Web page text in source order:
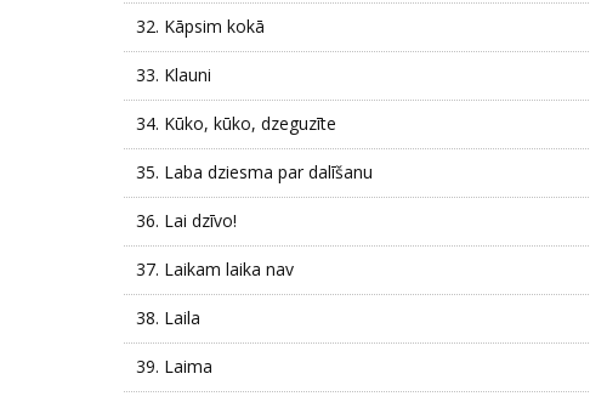
32. Kāpsim kokā
33. Klauni
34. Kūko, kūko, dzeguzīte
35. Laba dziesma par dalīšanu
36. Lai dzīvo!
37. Laikam laika nav
38. Laila
39. Laima